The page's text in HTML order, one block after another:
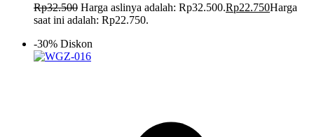
Rp32.500 Harga aslinya adalah: Rp32.500.Rp22.750Harga
saat ini adalah: Rp22.750.
-30% Diskon